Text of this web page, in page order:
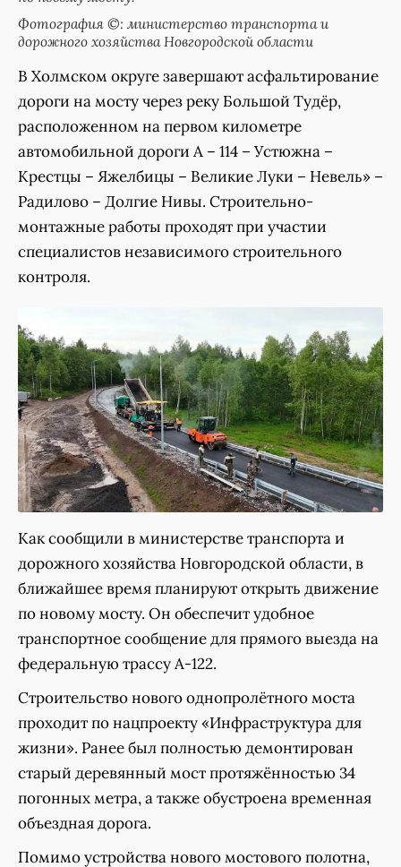
Фотография ©: министерство транспорта и
дорожного хозяйства Новгородской области
В Холмском округе завершают асфальтирование
дороги на мосту через реку Большой Тудёр,
расположенном на первом километре
автомобильной дороги А – 114 – Устюжна –
Крестцы – Яжелбицы – Великие Луки – Невель» –
Радилово – Долгие Нивы. Строительно-
монтажные работы проходят при участии
специалистов независимого строительного
контроля.
Как сообщили в министерстве транспорта и
дорожного хозяйства Новгородской области, в
ближайшее время планируют открыть движение
по новому мосту. Он обеспечит удобное
транспортное сообщение для прямого выезда на
федеральную трассу А-122.
Строительство нового однопролётного моста
проходит по нацпроекту «Инфраструктура для
жизни». Ранее был полностью демонтирован
старый деревянный мост протяжённостью 34
погонных метра, а также обустроена временная
объездная дорога.
Помимо устройства нового мостового полотна,